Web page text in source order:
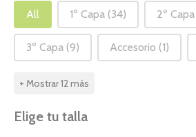
¿Qué es?
All 1º Capa (34) 2º Capa
3º Capa (9) Accesorio (1)
+ Mostrar 12 más
Elige tu talla